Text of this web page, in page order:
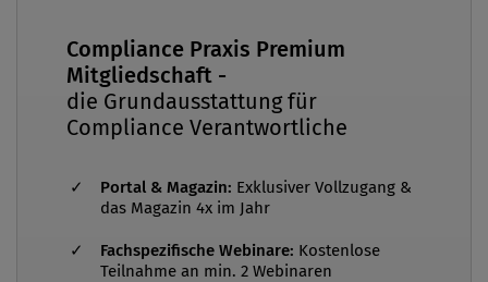
Compliance Praxis Premium
Mitgliedschaft -
die Grundausstattung für
Compliance Verantwortliche
Portal & Magazin: Exklusiver Vollzugang &
das Magazin 4x im Jahr
Fachspezifische Webinare: Kostenlose
Teilnahme an min. 2 Webinaren